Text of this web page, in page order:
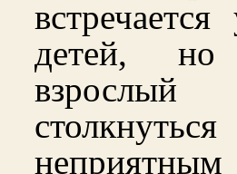
детей,
неприятным